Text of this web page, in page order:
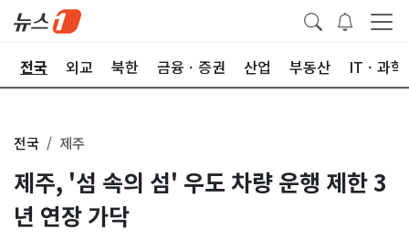
전국 외교 북한 금융ㆍ증권 산업 부동산 ITㆍ과학
전국 제주
제주, '섬 속의 섬' 우도 차량 운행 제한 3
년 연장 가닥